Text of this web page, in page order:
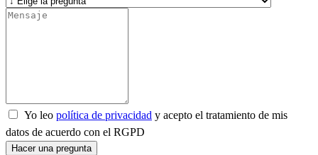
Yo leo política de privacidad y acepto el tratamiento de mis
datos de acuerdo con el RGPD
Hacer una pregunta